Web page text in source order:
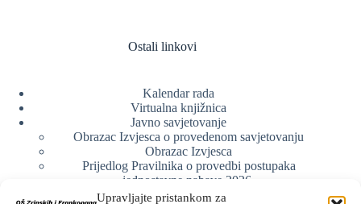
Upravljajte pristankom za
Ostali linkovi
Kalendar rada
Virtualna knjižnica
Javno savjetovanje
Obrazac Izvjesca o provedenom savjetovanju
Obrazac Izvjesca
Prijedlog Pravilnika o provedbi postupaka
jednostavne nabave 2026.
Obrazlozenje uz prijedlog Pravilnika o provedbi